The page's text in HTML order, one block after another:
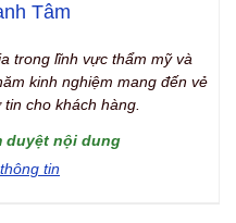
Tâm
trong lĩnh vực thẩm mỹ và
kinh nghiệm mang đến vẻ
cho khách hàng.
duyệt nội dung
tin